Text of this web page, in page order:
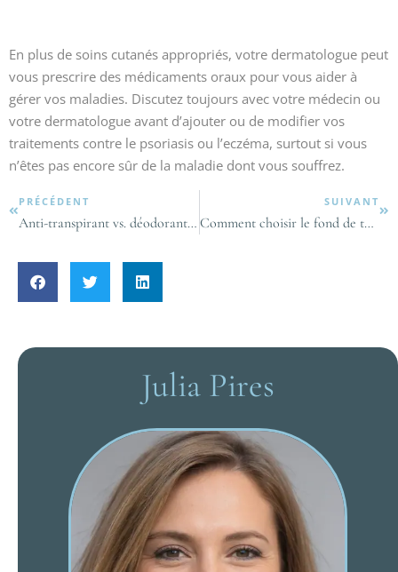
En plus de soins cutanés appropriés, votre dermatologue peut
vous prescrire des médicaments oraux pour vous aider à
gérer vos maladies. Discutez toujours avec votre médecin ou
votre dermatologue avant d’ajouter ou de modifier vos
traitements contre le psoriasis ou l’eczéma, surtout si vous
n’êtes pas encore sûr de la maladie dont vous souffrez.
PRÉCÉDENT
Anti-transpirant vs. déodorant : Avantages, risques & Comment choisir
SUIVANT
Comment choisir le fond de teint Dermablend qui vous convient
Julia Pires